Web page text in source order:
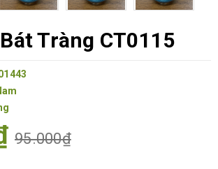
Tràng CT0115
95.000₫